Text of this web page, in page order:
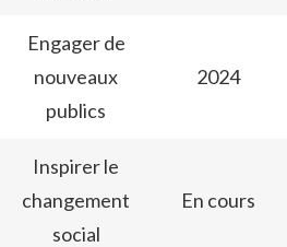
Engager de
nouveaux
publics
2024
Inspirer le
changement
social
En cours